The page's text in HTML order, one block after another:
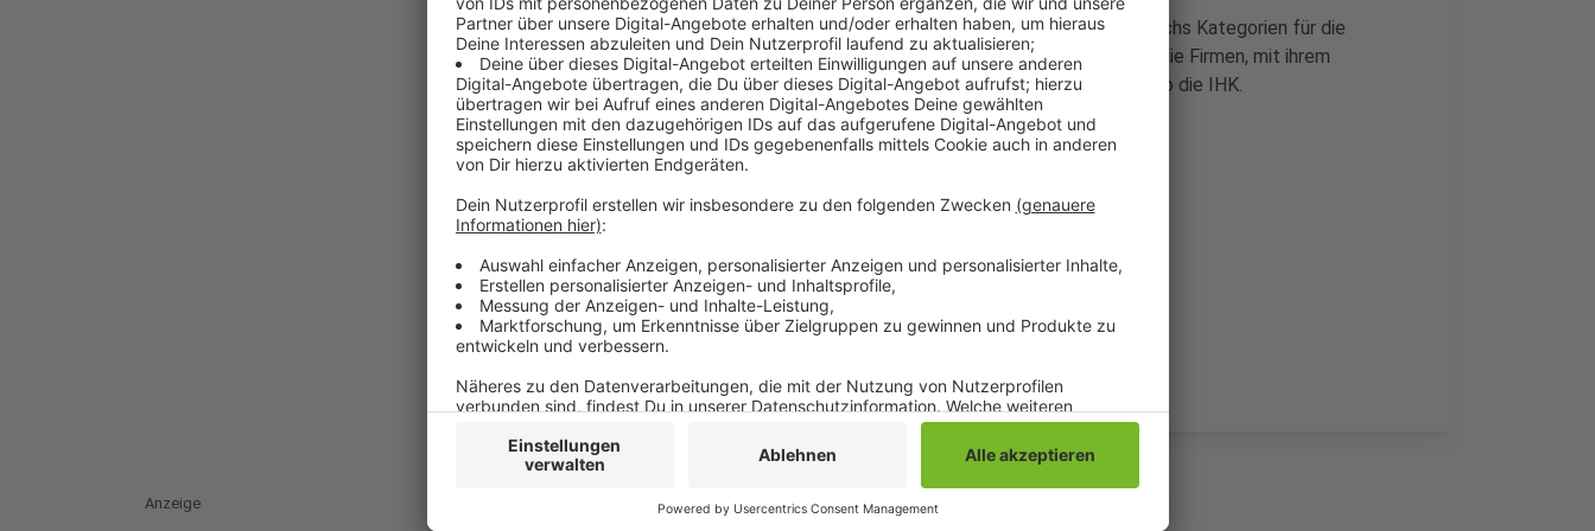
Firmen aus unserer Stadt können sich noch bis Monatsende in sechs Kategorien für die
Auszeichnung bewerben. Der Preis sei eine gute Möglichkeit für die Firmen, mit ihrem
gestalterischen und unternehmerischen Fähigkeiten zu werben, so die IHK.
Hier kommt ihr zur Anmeldung:
https://www.ihkaward.de/
Anzeige
Anzeige